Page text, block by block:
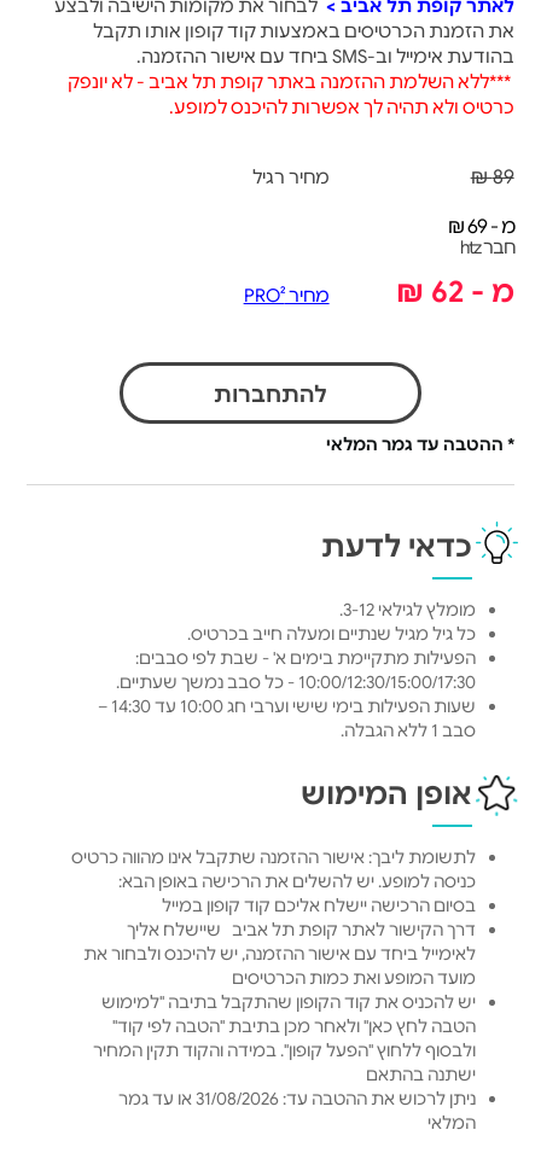
לאתר קופת תל אביב > לבחור את מקומות הישיבה ולבצע
את הזמנת הכרטיסים באמצעות קוד קופון אותו תקבל
בהודעת אימייל וב-SMS ביחד עם אישור ההזמנה.
***ללא השלמת ההזמנה באתר קופת תל אביב - לא יונפק
כרטיס ולא תהיה לך אפשרות להיכנס למופע.
89 ₪ מחיר רגיל
מ - 69 ₪
חבר htz
מ - 62 ₪ מחיר PRO²
להתחברות
* ההטבה עד גמר המלאי
כדאי לדעת
מומלץ לגילאי 3-12.
כל גיל מגיל שנתיים ומעלה חייב בכרטיס.
הפעילות מתקיימת בימים א' - שבת לפי סבבים:
10:00/12:30/15:00/17:30 - כל סבב נמשך שעתיים.
שעות הפעילות בימי שישי וערבי חג 10:00 עד 14:30 –
סבב 1 ללא הגבלה.
אופן המימוש
לתשומת ליבך: אישור ההזמנה שתקבל אינו מהווה כרטיס
כניסה למופע. יש להשלים את הרכישה באופן הבא:
בסיום הרכישה יישלח אליכם קוד קופון במייל
דרך הקישור לאתר קופת תל אביב שיישלח אליך
לאימייל ביחד עם אישור ההזמנה, יש להיכנס ולבחור את
מועד המופע ואת כמות הכרטיסים
יש להכניס את קוד הקופון שהתקבל בתיבה "למימוש
הטבה לחץ כאן" ולאחר מכן בתיבת "הטבה לפי קוד"
ולבסוף ללחוץ "הפעל קופון". במידה והקוד תקין המחיר
ישתנה בהתאם
ניתן לרכוש את ההטבה עד: 31/08/2026 או עד גמר
המלאי